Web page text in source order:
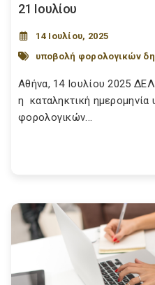
21 Ιουλίου
14 Ιουλίου, 2025
υποβολή φορολογικών
Αθήνα, 14 Ιουλίου 2025
η καταληκτική
φορολογικών...